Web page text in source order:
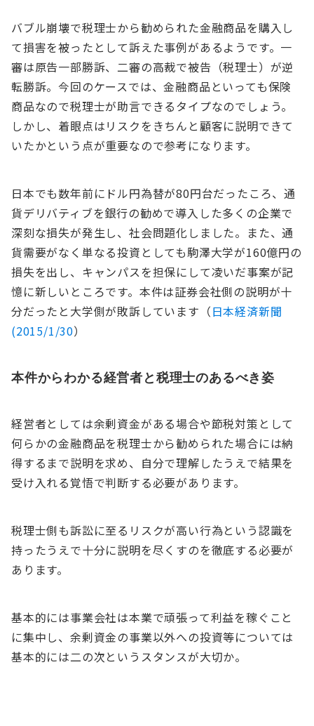
バブル崩壊で税理士から勧められた金融商品を購入し
て損害を被ったとして訴えた事例があるようです。一
審は原告一部勝訴、二審の高裁で被告（税理士）が逆
転勝訴。今回のケースでは、金融商品といっても保険
商品なので税理士が助言できるタイプなのでしょう。
しかし、着眼点はリスクをきちんと顧客に説明できて
いたかという点が重要なので参考になります。
日本でも数年前にドル円為替が80円台だったころ、通
貨デリバティブを銀行の勧めで導入した多くの企業で
深刻な損失が発生し、社会問題化しました。また、通
貨需要がなく単なる投資としても駒澤大学が160億円の
損失を出し、キャンパスを担保にして凌いだ事案が記
憶に新しいところです。本件は証券会社側の説明が十
分だったと大学側が敗訴しています（日本経済新聞
(2015/1/30）
本件からわかる経営者と税理士のあるべき姿
経営者としては余剰資金がある場合や節税対策として
何らかの金融商品を税理士から勧められた場合には納
得するまで説明を求め、自分で理解したうえで結果を
受け入れる覚悟で判断する必要があります。
税理士側も訴訟に至るリスクが高い行為という認識を
持ったうえで十分に説明を尽くすのを徹底する必要が
あります。
基本的には事業会社は本業で頑張って利益を稼ぐこと
に集中し、余剰資金の事業以外への投資等については
基本的には二の次というスタンスが大切か。